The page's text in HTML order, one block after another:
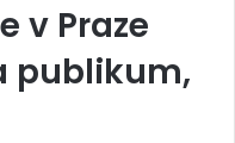
v Praze
publikum,